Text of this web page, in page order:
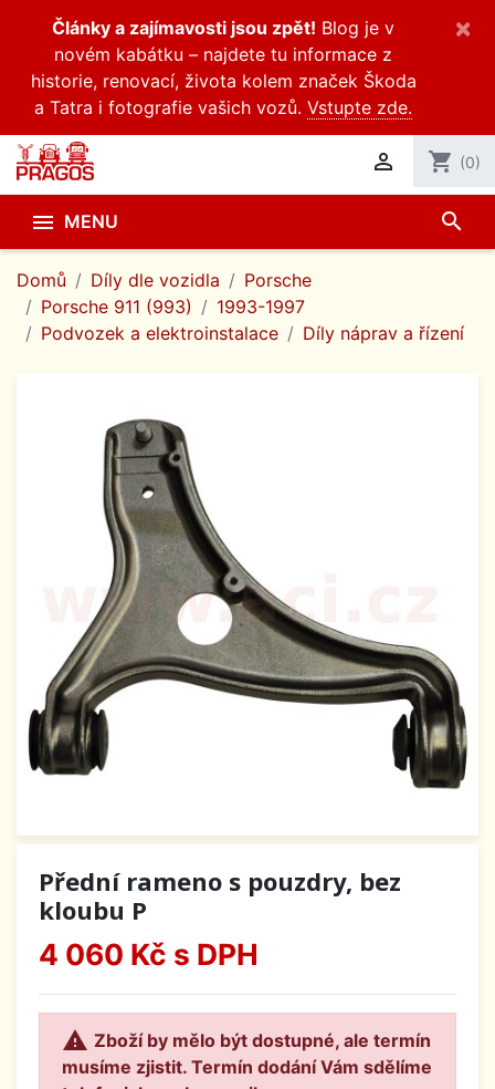
Články a zajímavosti jsou zpět! Blog je v
novém kabátku – najdete tu informace z
historie, renovací, života kolem značek Škoda
a Tatra i fotografie vašich vozů. Vstupte zde.
×
 shopping_cart (0)
 MENU search
Domů Díly dle vozidla
Porsche
Porsche 911 (993)
1993-1997
Podvozek a elektroinstalace
Díly náprav a řízení
Přední rameno s pouzdry, bez
kloubu P
4 060 Kč s DPH
 Zboží by mělo být dostupné, ale termín
musíme zjistit. Termín dodání Vám sdělíme